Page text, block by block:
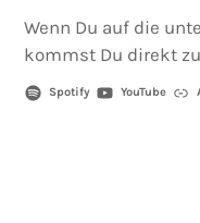
Wenn Du auf die
kommst Du direkt
Spotify YouTube